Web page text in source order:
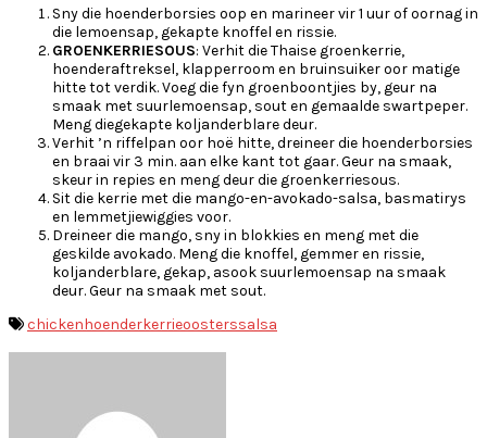
Sny die hoenderborsies oop en marineer vir 1 uur of oornag in
die lemoensap, gekapte knoffel en rissie.
GROENKERRIESOUS: Verhit die Thaise groenkerrie,
hoenderaftreksel, klapperroom en bruinsuiker oor matige
hitte tot verdik. Voeg die fyn groenboontjies by, geur na
smaak met suurlemoensap, sout en gemaalde swartpeper.
Meng diegekapte koljanderblare deur.
Verhit ’n riffelpan oor hoë hitte, dreineer die hoenderborsies
en braai vir 3 min. aan elke kant tot gaar. Geur na smaak,
skeur in repies en meng deur die groenkerriesous.
Sit die kerrie met die mango-en-avokado-salsa, basmatirys
en lemmetjiewiggies voor.
Dreineer die mango, sny in blokkies en meng met die
geskilde avokado. Meng die knoffel, gemmer en rissie,
koljanderblare, gekap, asook suurlemoensap na smaak
deur. Geur na smaak met sout.
chickenhoenderkerrieoosterssalsa